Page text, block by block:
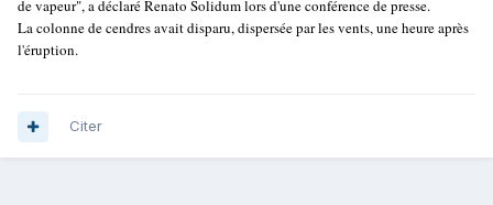
de vapeur", a déclaré Renato Solidum lors d'une conférence de presse.
La colonne de cendres avait disparu, dispersée par les vents, une heure après
l'éruption.
Citer